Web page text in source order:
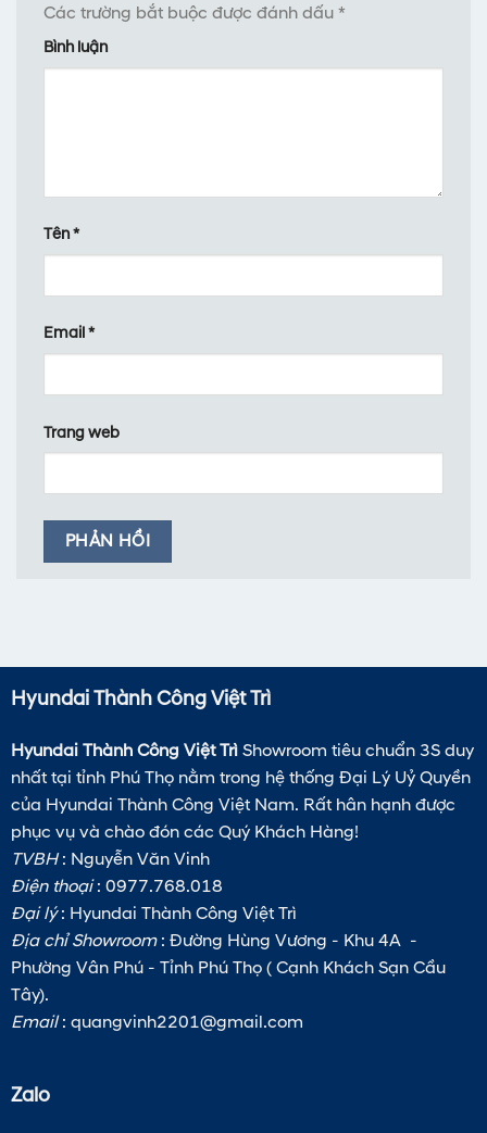
Các trường bắt buộc được đánh dấu *
Bình luận
Tên*
Email*
Trang web
Hyundai Thành Công Việt Trì
Hyundai Thành Công Việt Trì Showroom tiêu chuẩn 3S duy
nhất tại tỉnh Phú Thọ nằm trong hệ thống Đại Lý Uỷ Quyền
của Hyundai Thành Công Việt Nam. Rất hân hạnh được
phục vụ và chào đón các Quý Khách Hàng!
TVBH: Nguyễn Văn Vinh
Điện thoại: 0977.768.018
Đại lý: Hyundai Thành Công Việt Trì
Địa chỉ Showroom: Đường Hùng Vương - Khu 4A -
Phường Vân Phú - Tỉnh Phú Thọ ( Cạnh Khách Sạn Cầu
Tây).
Email: quangvinh2201@gmail.com
Zalo